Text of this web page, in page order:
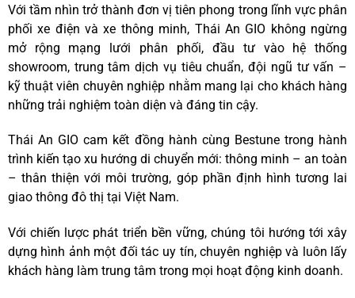
Với tầm nhìn trở thành đơn vị tiên phong trong lĩnh vực phân
phối xe điện và xe thông minh, Thái An GIO không ngừng
mở rộng mạng lưới phân phối, đầu tư vào hệ thống
showroom, trung tâm dịch vụ tiêu chuẩn, đội ngũ tư vấn –
kỹ thuật viên chuyên nghiệp nhằm mang lại cho khách hàng
những trải nghiệm toàn diện và đáng tin cậy.
Thái An GIO cam kết đồng hành cùng Bestune trong hành
trình kiến tạo xu hướng di chuyển mới: thông minh – an toàn
– thân thiện với môi trường, góp phần định hình tương lai
giao thông đô thị tại Việt Nam.
Với chiến lược phát triển bền vững, chúng tôi hướng tới xây
dựng hình ảnh một đối tác uy tín, chuyên nghiệp và luôn lấy
khách hàng làm trung tâm trong mọi hoạt động kinh doanh.